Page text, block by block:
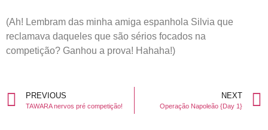
(Ah! Lembram das minha amiga espanhola Silvia que
reclamava daqueles que são sérios focados na
competição? Ganhou a prova! Hahaha!)
PREVIOUS
TAWARA nervos pré competição!
NEXT
Operação Napoleão {Day 1}